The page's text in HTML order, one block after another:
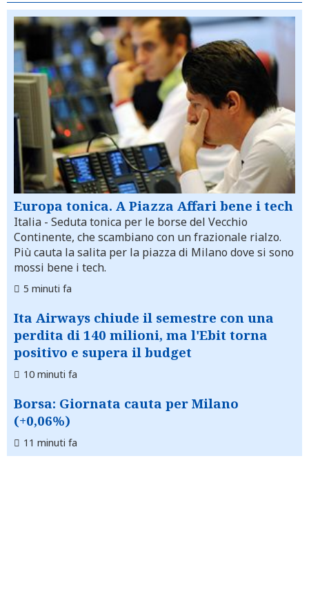
Europa tonica. A Piazza Affari bene i tech
Italia - Seduta tonica per le borse del Vecchio
Continente, che scambiano con un frazionale rialzo.
Più cauta la salita per la piazza di Milano dove si sono
mossi bene i tech.
5 minuti fa
Ita Airways chiude il semestre con una
perdita di 140 milioni, ma l'Ebit torna
positivo e supera il budget
10 minuti fa
Borsa: Giornata cauta per Milano
(+0,06%)
11 minuti fa